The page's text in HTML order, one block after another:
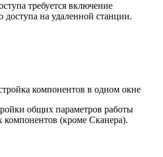
требуется включение
доступа на удаленной станции.
компонентов в одном окне
общих параметров работы
компонентов (кроме Сканера).